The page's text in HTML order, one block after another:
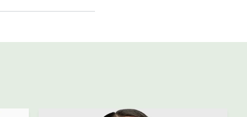
пособие для студентов специальности
— URL: https://pubmed.ncbi.nlm.nih.gov/